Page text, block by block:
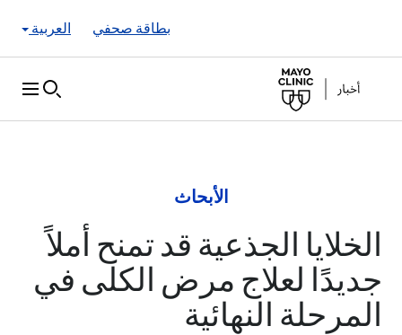
العربية
بطاقة صحفي
الأبحاث
الخلايا الجذعية قد تمنح أملاً
جديدًا لعلاج مرض الكلى في
المرحلة النهائية